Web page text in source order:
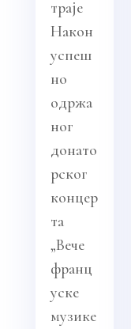
траје
Након
успеш
но
одржа
ног
донато
рског
концер
та
„Вече
франц
уске
музике